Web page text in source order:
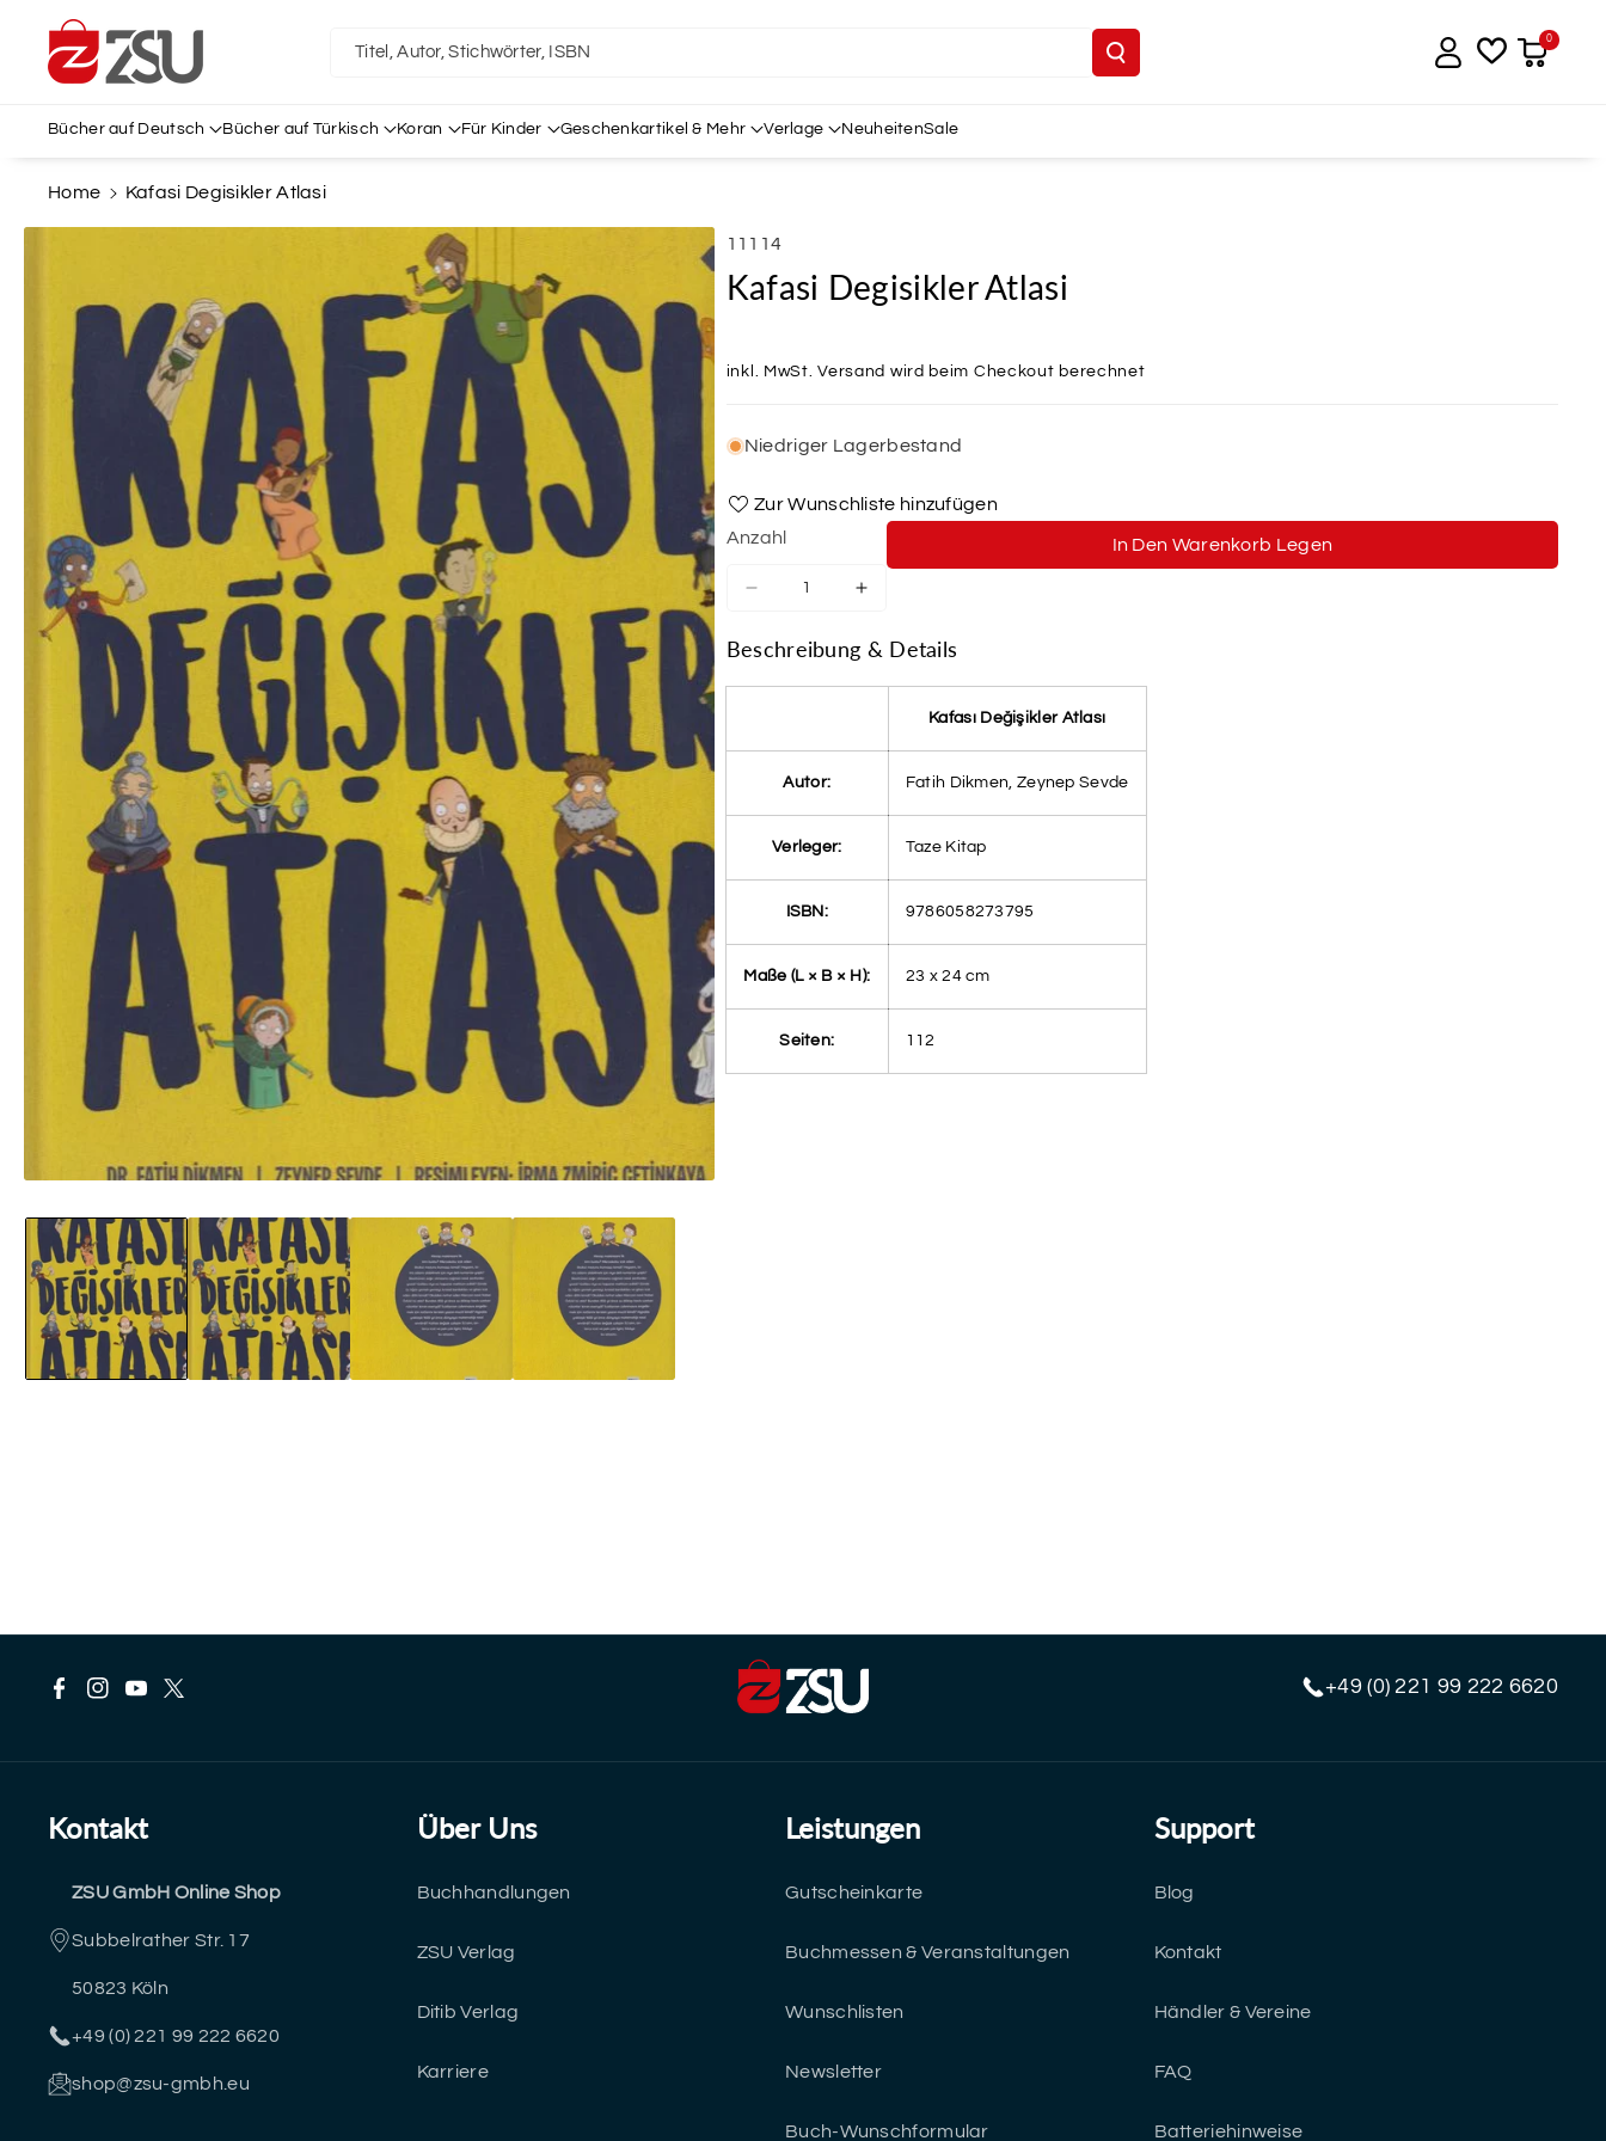
Titel, Autor, Stichwörter, ISBN
0
Bücher auf Deutsch Bücher auf Türkisch Koran Für Kinder Geschenkartikel & Mehr Verlage NeuheitenSale
Home
Kafasi Degisikler Atlasi
SKU:
11114
Kafasi Degisikler Atlasi
inkl. MwSt.Versand wird beim Checkout berechnet
Niedriger Lagerbestand
Zur Wunschliste hinzufügen
Anzahl
Verringere
Menge
für
Kafasi
Erhöhe
Menge
für
Kafasi
Degisikler
In Den Warenkorb Legen
Beschreibung & Details
Kafası Değişikler Atlası
Autor: Fatih Dikmen, Zeynep Sevde
Verleger: Taze Kitap
ISBN: 9786058273795
Maße (L × B × H): 23 x 24 cm
Seiten: 112
a
o
k
n
a
g
r
a
m
o
u
b
e
w
t
e
+49 (0) 221 99 222 6620
Kontakt
ZSU GmbH Online Shop
Subbelrather Str. 17
50823 Köln
+49 (0) 221 99 222 6620
shop@zsu-gmbh.eu
Über Uns
Buchhandlungen
ZSU Verlag
Ditib Verlag
Karriere
Leistungen
Gutscheinkarte
Buchmessen & Veranstaltungen
Wunschlisten
Newsletter
Buch-Wunschformular
Support
Blog
Kontakt
Händler & Vereine
FAQ
Batteriehinweise